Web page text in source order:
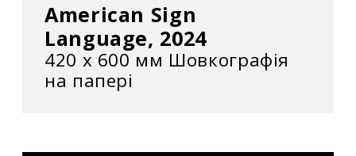
American Sign
Language, 2024
420 x 600 мм Шовкографія
на папері